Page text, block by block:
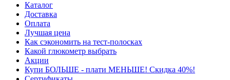
Каталог
Доставка
Оплата
Лучшая цена
Как сэкономить на тест-полосках
Какой глюкометр выбрать
Акции
Купи БОЛЬШЕ - плати МЕНЬШЕ! Скидка 40%!